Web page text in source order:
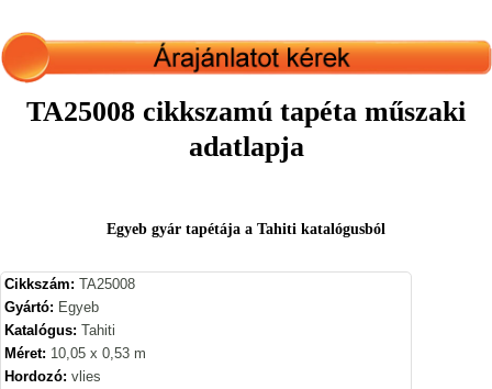
TA25008 cikkszamú tapéta műszaki
adatlapja
Egyeb gyár tapétája a Tahiti katalógusból
Cikkszám: TA25008
Gyártó: Egyeb
Katalógus: Tahiti
Méret: 10,05 x 0,53 m
Hordozó: vlies